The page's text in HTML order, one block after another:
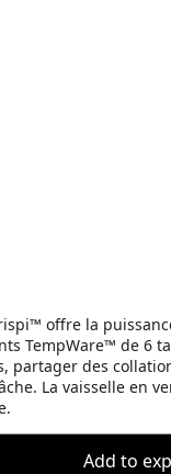
offre la
TempWare™ de 6
partager des
La vaisselle en
Add to